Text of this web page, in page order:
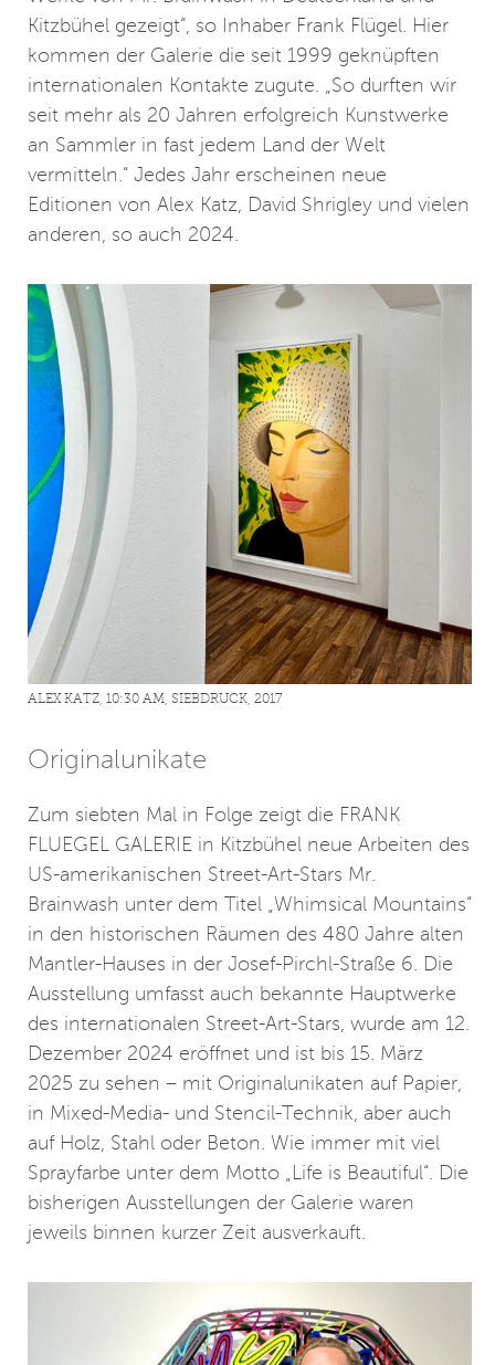
Kitzbühel gezeigt“, so Inhaber Frank Flügel. Hier
kommen der Galerie die seit 1999 geknüpften
internationalen Kontakte zugute. „So durften wir
seit mehr als 20 Jahren erfolgreich Kunstwerke
an Sammler in fast jedem Land der Welt
vermitteln.“ Jedes Jahr erscheinen neue
Editionen von Alex Katz, David Shrigley und vielen
anderen, so auch 2024.
ALEX KATZ, 10:30 AM, SIEBDRUCK, 2017
Originalunikate
Zum siebten Mal in Folge zeigt die FRANK
FLUEGEL GALERIE in Kitzbühel neue Arbeiten des
US-amerikanischen Street-Art-Stars Mr.
Brainwash unter dem Titel „Whimsical Mountains“
in den historischen Räumen des 480 Jahre alten
Mantler-Hauses in der Josef-Pirchl-Straße 6. Die
Ausstellung umfasst auch bekannte Hauptwerke
des internationalen Street-Art-Stars, wurde am 12.
Dezember 2024 eröffnet und ist bis 15. März
2025 zu sehen – mit Originalunikaten auf Papier,
in Mixed-Media- und Stencil-Technik, aber auch
auf Holz, Stahl oder Beton. Wie immer mit viel
Sprayfarbe unter dem Motto „Life is Beautiful“. Die
bisherigen Ausstellungen der Galerie waren
jeweils binnen kurzer Zeit ausverkauft.